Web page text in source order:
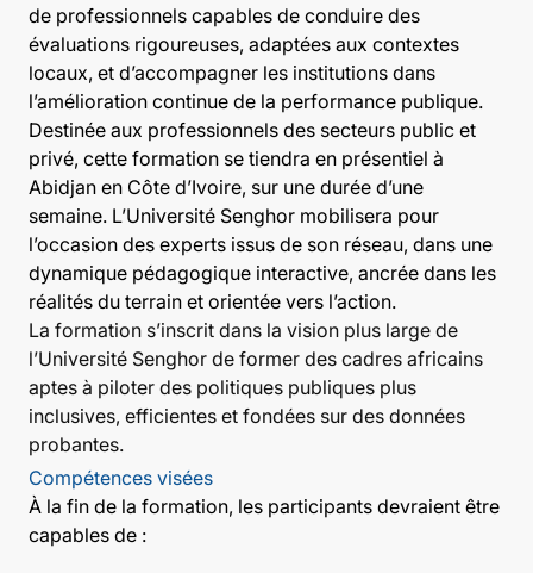
de professionnels capables de conduire des
évaluations rigoureuses, adaptées aux contextes
locaux, et d’accompagner les institutions dans
l’amélioration continue de la performance publique.
Destinée aux professionnels des secteurs public et
privé, cette formation se tiendra en présentiel à
Abidjan en Côte d’Ivoire, sur une durée d’une
semaine. L’Université Senghor mobilisera pour
l’occasion des experts issus de son réseau, dans une
dynamique pédagogique interactive, ancrée dans les
réalités du terrain et orientée vers l’action.
La formation s’inscrit dans la vision plus large de
l’Université Senghor de former des cadres africains
aptes à piloter des politiques publiques plus
inclusives, efficientes et fondées sur des données
probantes.
Compétences visées
À la fin de la formation, les participants devraient être
capables de :